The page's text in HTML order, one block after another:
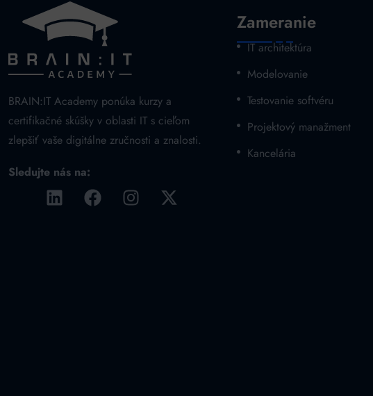
BRAIN:IT Academy ponúka kurzy a
certifikačné skúšky v oblasti IT s cieľom
zlepšiť vaše digitálne zručnosti a znalosti.
Sledujte nás na:
Zameranie
IT architektúra
Modelovanie
Testovanie softvéru
Projektový manažment
Kancelária